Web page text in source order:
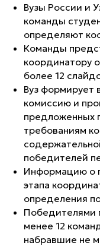
Вузы России и
команды
определяют
Команды
координатору
более 12
Вуз формирует
комиссию и
предложенных
требованиям
победителей
Информацию о
этапа
определения
Победителями
менее 12
набравшие не